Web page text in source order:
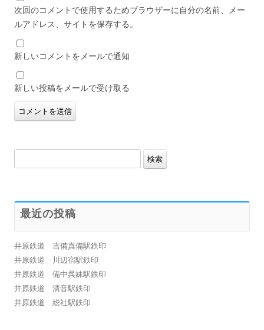
次回のコメントで使用するためブラウザーに自分の名前、メー
ルアドレス、サイトを保存する。
新しいコメントをメールで通知
新しい投稿をメールで受け取る
索:
最近の投稿
井原鉄道 吉備真備駅鉄印
井原鉄道 川辺宿駅鉄印
井原鉄道 備中呉妹駅鉄印
井原鉄道 清音駅鉄印
井原鉄道 総社駅鉄印